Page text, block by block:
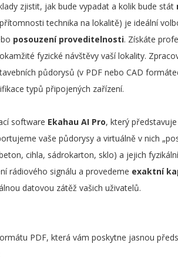
zjistit, jak bude vypadat a kolik bude stát
technika na lokalitě) je ideální
posouzení proveditelnosti. Získáte
fyzické návštěvy vaší lokality.
půdorysů (v PDF nebo CAD
typů připojených zařízení.
software Ekahau AI Pro, který
vaše půdorysy a virtuálně v nich
cihla, sádrokarton, sklo) a jejich
rádiového signálu a provedeme exaktní
datovou zátěž vašich uživatelů.
PDF, která vám poskytne jasnou